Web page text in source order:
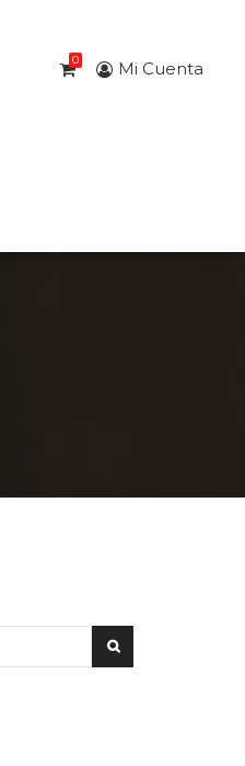
0 Mi Cuenta